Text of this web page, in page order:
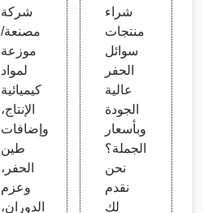
صير
Bead
واصل
شركة
مصنعة/
موزعة
لمواد
كيميائية
الإنتاج،
وإضافات
طين
الحفر،
وعزم
الدوران،
- ابح
ث ع
ن سو
ائل ح
فر مو
ثوقة
شراء
منتجات
سوائل
الحفر
عالية
الجودة
وبأسعار
الجملة؟
نحن
نقدم
لك